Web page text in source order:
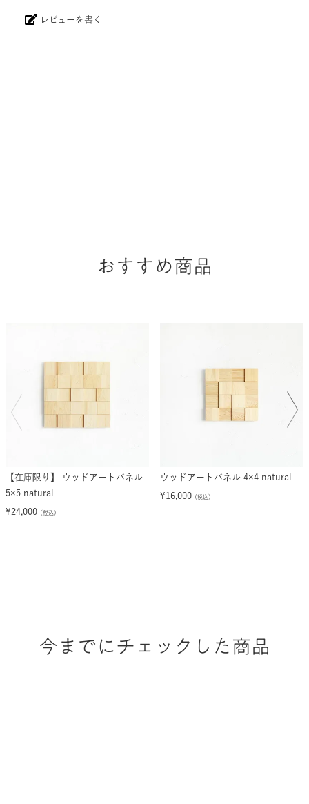
レビューを書く
おすすめ商品
【在庫限り】 ウッドアートパネル
5×5 natural
¥24,000 （税込）
ウッドアートパネル 4×4 natural
¥16,000 （税込）
今までにチェックした商品